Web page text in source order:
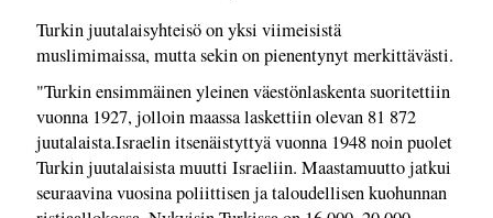
Turkin juutalaisyhteisö on yksi viimeisistä
muslimimaissa, mutta sekin on pienentynyt merkittävästi.
"Turkin ensimmäinen yleinen väestönlaskenta suoritettiin
vuonna 1927, jolloin maassa laskettiin olevan 81 872
juutalaista.Israelin itsenäistyttyä vuonna 1948 noin puolet
Turkin juutalaisista muutti Israeliin. Maastamuutto jatkui
seuraavina vuosina poliittisen ja taloudellisen kuohunnan